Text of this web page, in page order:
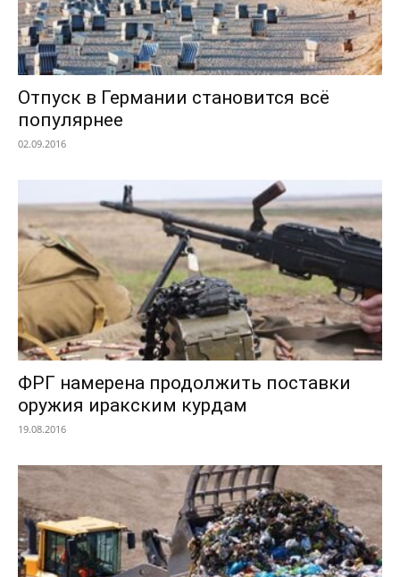
Отпуск в Германии становится всё
популярнее
02.09.2016
ФРГ намерена продолжить поставки
оружия иракским курдам
19.08.2016